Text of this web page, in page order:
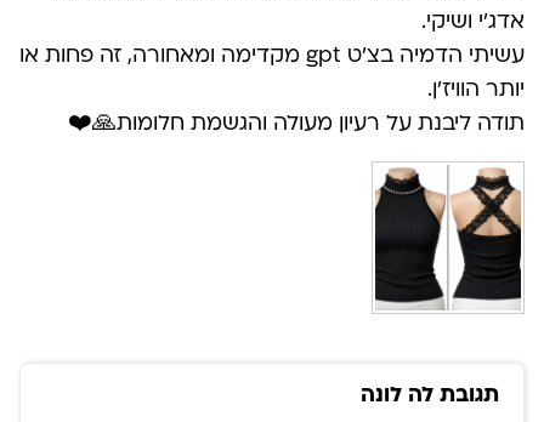
אדג’י ושיקי.
עשיתי הדמיה בצ’ט gpt מקדימה ומאחורה, זה פחות או
יותר הוויז’ן.
תודה ליבנת על רעיון מעולה והגשמת חלומות🙏❤️
תגובת לה לונה